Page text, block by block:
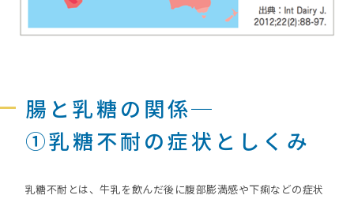
腸と乳糖の関係─
①乳糖不耐の症状としくみ
乳糖不耐とは、牛乳を飲んだ後に腹部膨満感や下痢などの症状